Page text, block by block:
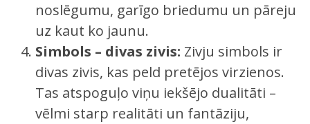
noslēgumu, garīgo briedumu un pāreju
uz kaut ko jaunu.
Simbols – divas zivis: Zivju simbols ir
divas zivis, kas peld pretējos virzienos.
Tas atspoguļo viņu iekšējo dualitāti –
vēlmi starp realitāti un fantāziju,